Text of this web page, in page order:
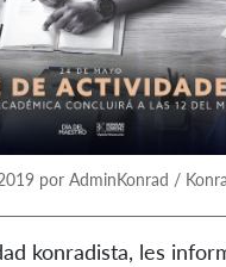
por AdminKonrad /
konradista, les